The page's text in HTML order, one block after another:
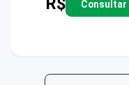
Consultar